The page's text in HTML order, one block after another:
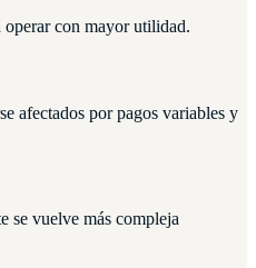
con mayor utilidad.
afectados por pagos variables y
se vuelve más compleja